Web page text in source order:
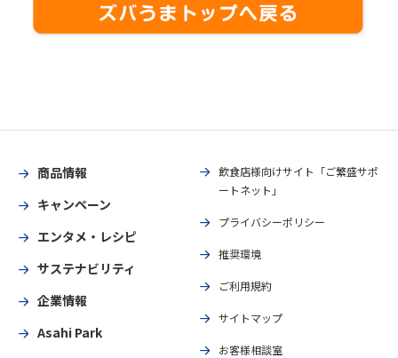
商品情報
キャンペーン
エンタメ・レシピ
サステナビリティ
企業情報
Asahi Park
飲食店様向けサイト「ご繁盛サポ
ートネット」
プライバシーポリシー
推奨環境
ご利用規約
サイトマップ
お客様相談室